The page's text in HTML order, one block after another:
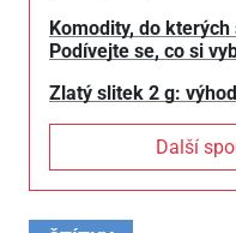
Komodity, do
Podívejte se, co si
Zlatý slitek 2 g:
Další